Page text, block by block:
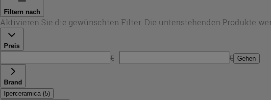
Filtern nach
Aktivieren Sie die gewünschten Filter. Die untenstehenden Produkte
Preis
€ - € Gehen
Brand
Iperceramica (5)